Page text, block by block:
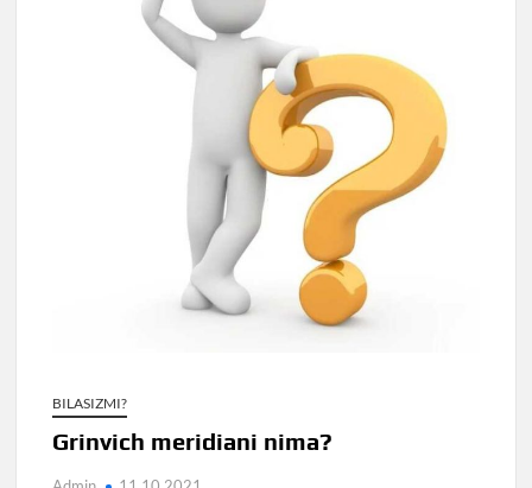
BILASIZMI?
Grinvich meridiani nima?